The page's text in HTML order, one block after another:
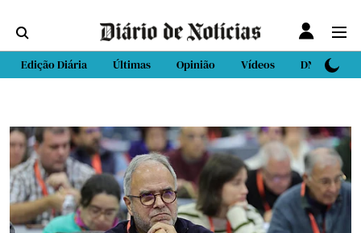
Edição Diária Últimas Opinião Vídeos DN Sport